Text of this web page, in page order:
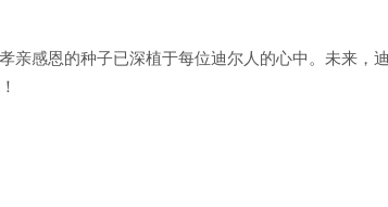
亲感恩的种子已深植于每位迪尔人的心中。未来，